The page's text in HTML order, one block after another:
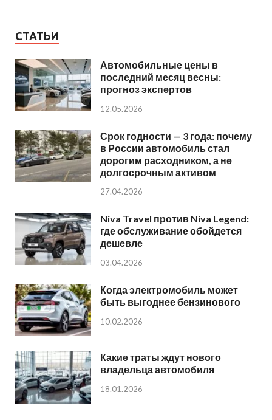
СТАТЬИ
Автомобильные цены в
последний месяц весны:
прогноз экспертов
12.05.2026
Срок годности — 3 года: почему
в России автомобиль стал
дорогим расходником, а не
долгосрочным активом
27.04.2026
Niva Travel против Niva Legend:
где обслуживание обойдется
дешевле
03.04.2026
Когда электромобиль может
быть выгоднее бензинового
10.02.2026
Какие траты ждут нового
владельца автомобиля
18.01.2026